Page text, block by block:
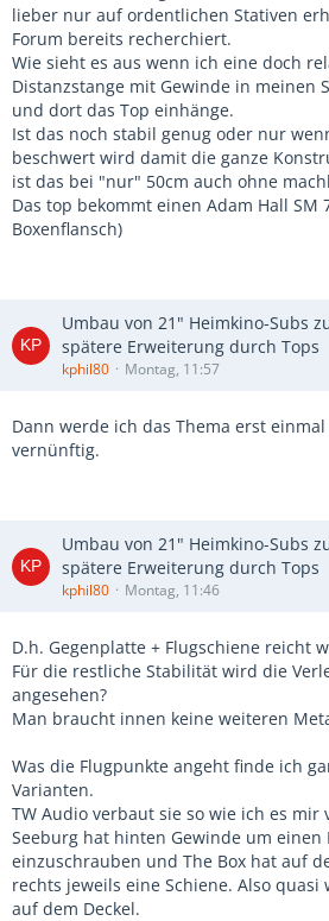
lieber nur auf ordentlichen Stativen
Forum bereits recherchiert.
Wie sieht es aus wenn ich eine doch
Distanzstange mit Gewinde in meinen
und dort das Top einhänge.
Ist das noch stabil genug oder nur
beschwert wird damit die ganze
ist das bei "nur" 50cm auch ohne
Das top bekommt einen Adam Hall SM
Boxenflansch)
Umbau von 21" Heimkino-Subs
spätere Erweiterung durch Tops
kphil80 Montag, 11:57
Dann werde ich das Thema erst
vernünftig.
Umbau von 21" Heimkino-Subs
spätere Erweiterung durch Tops
kphil80 Montag, 11:46
D.h. Gegenplatte + Flugschiene reicht
Für die restliche Stabilität wird die
angesehen?
Man braucht innen keine weiteren
Was die Flugpunkte angeht finde ich
Varianten.
TW Audio verbaut sie so wie ich es mir
Seeburg hat hinten Gewinde um einen
einzuschrauben und The Box hat auf
rechts jeweils eine Schiene. Also
auf dem Deckel.